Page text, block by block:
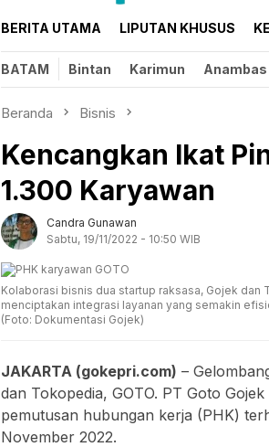
BERITA UTAMA LIPUTAN KHUSUS
BATAM Bintan Karimun Anambas
Beranda Bisnis
Kencangkan Ikat
1.300 Karyawan
Candra Gunawan
Sabtu, 19/11/2022 - 10:50 WIB
Kolaborasi bisnis dua startup raksasa, Gojek
menciptakan integrasi layanan yang semakin
(Foto: Dokumentasi Gojek)
JAKARTA (gokepri.com) –
dan Tokopedia, GOTO. PT Goto
pemutusan hubungan kerja (PHK)
November 2022.